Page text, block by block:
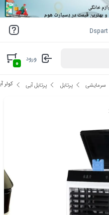
ورود ۰
سرمایشی پرتابل پرتابل آبی کولر